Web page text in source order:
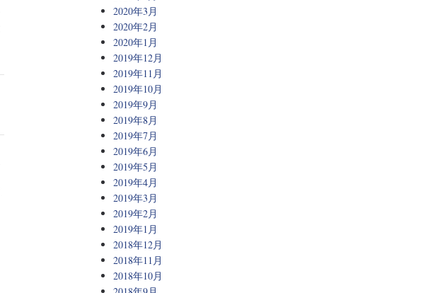
2020年3月
2020年2月
2020年1月
2019年12月
2019年11月
2019年10月
2019年9月
2019年8月
2019年7月
2019年6月
2019年5月
2019年4月
2019年3月
2019年2月
2019年1月
2018年12月
2018年11月
2018年10月